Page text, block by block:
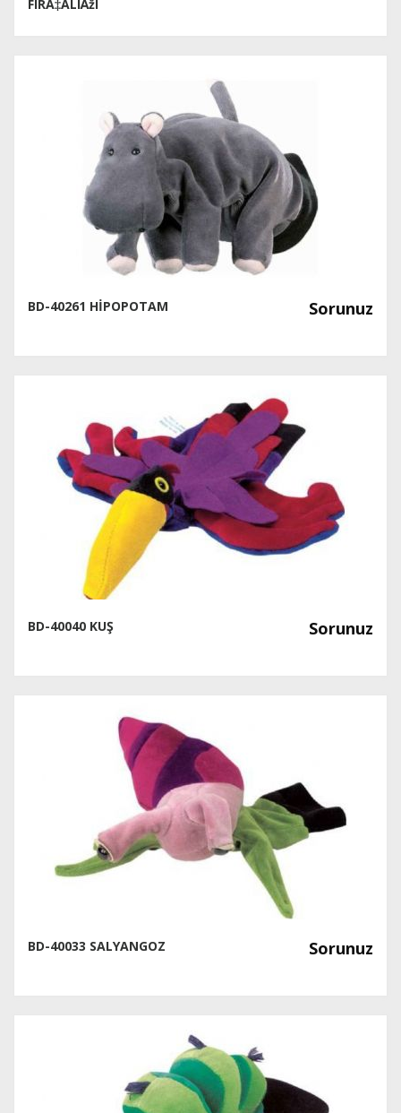
FIRÃ‡ALIÄžI
BD-40261 HİPOPOTAM Sorunuz
BD-40040 KUŞ Sorunuz
BD-40033 SALYANGOZ Sorunuz